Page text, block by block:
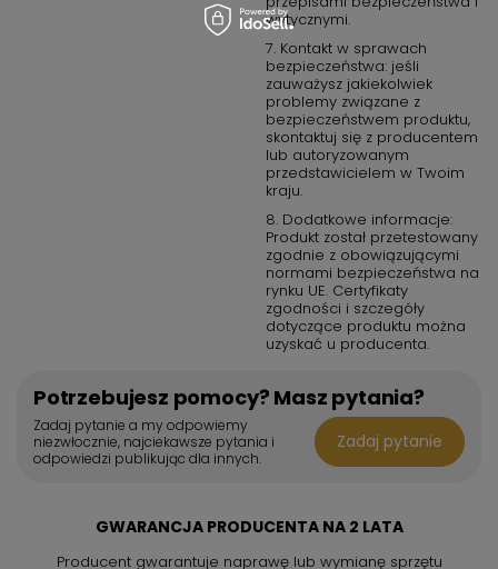
wytycznymi.
7. Kontakt w sprawach
bezpieczeństwa: jeśli
zauważysz jakiekolwiek
problemy związane z
bezpieczeństwem produktu,
skontaktuj się z producentem
lub autoryzowanym
przedstawicielem w Twoim
kraju.
8. Dodatkowe informacje:
Produkt został przetestowany
zgodnie z obowiązującymi
normami bezpieczeństwa na
rynku UE. Certyfikaty
zgodności i szczegóły
dotyczące produktu można
uzyskać u producenta.
Potrzebujesz pomocy? Masz pytania?
Zadaj pytanie a my odpowiemy
niezwłocznie, najciekawsze pytania i
odpowiedzi publikując dla innych.
Zadaj pytanie
GWARANCJA PRODUCENTA NA 2 LATA
Producent gwarantuje naprawę lub wymianę sprzętu